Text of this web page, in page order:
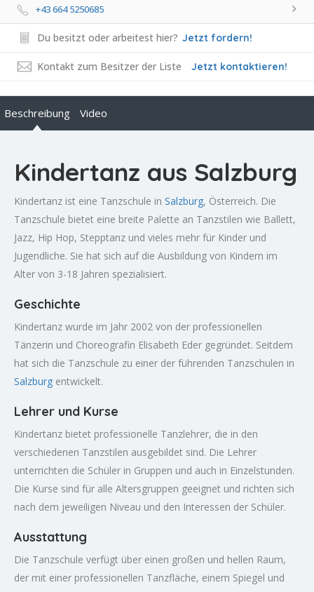
+43 664 5250685
Du besitzt oder arbeitest hier? Jetzt fordern!
Kontakt zum Besitzer der Liste Jetzt kontaktieren!
Beschreibung Video
Kindertanz aus Salzburg
Kindertanz ist eine Tanzschule in Salzburg, Österreich. Die
Tanzschule bietet eine breite Palette an Tanzstilen wie Ballett,
Jazz, Hip Hop, Stepptanz und vieles mehr für Kinder und
Jugendliche. Sie hat sich auf die Ausbildung von Kindern im
Alter von 3-18 Jahren spezialisiert.
Geschichte
Kindertanz wurde im Jahr 2002 von der professionellen
Tänzerin und Choreografin Elisabeth Eder gegründet. Seitdem
hat sich die Tanzschule zu einer der führenden Tanzschulen in
Salzburg entwickelt.
Lehrer und Kurse
Kindertanz bietet professionelle Tanzlehrer, die in den
verschiedenen Tanzstilen ausgebildet sind. Die Lehrer
unterrichten die Schüler in Gruppen und auch in Einzelstunden.
Die Kurse sind für alle Altersgruppen geeignet und richten sich
nach dem jeweiligen Niveau und den Interessen der Schüler.
Ausstattung
Die Tanzschule verfügt über einen großen und hellen Raum,
der mit einer professionellen Tanzfläche, einem Spiegel und